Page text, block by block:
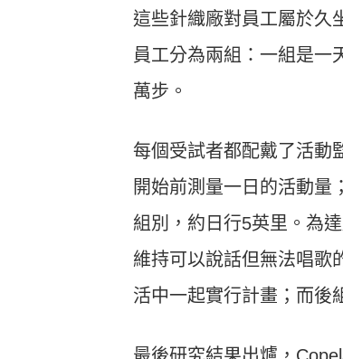
這些針織廠對員工屬於久
員工分為兩組：一組是一
萬步。
每個受試者都配戴了活動
開始前測量一日的活動量
組別，約日行5英里。為
維持可以說話但無法唱歌
活中一起實行計畫；而後